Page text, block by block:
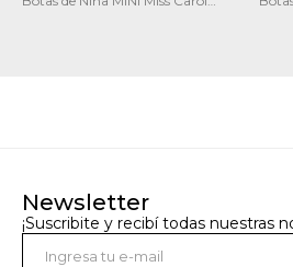
Newsletter
¡Suscribite y recibí todas nuestras